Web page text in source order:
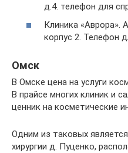
д.4. телефон для
Клиника «Аврора».
корпус 2. Телефон
Омск
В Омске цена на услуги
В прайсе многих клиник и
ценник на косметические
Одним из таковых
хирургии д. Пуценко,